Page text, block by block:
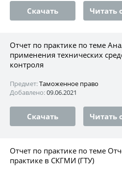
Скачать Читать
Отчет по практике по теме
применения технических
контроля
Предмет:Таможенное право
Добавлено:09.06.2021
Скачать Читать
Отчет по практике по теме
практике в СКГМИ (ГТУ)